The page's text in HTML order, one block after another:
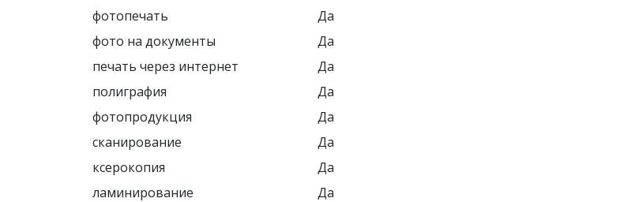
фотопечать
Да
фото на документы
Да
печать через интернет
Да
полиграфия
Да
фотопродукция
Да
сканирование
Да
ксерокопия
Да
ламинирование
Да